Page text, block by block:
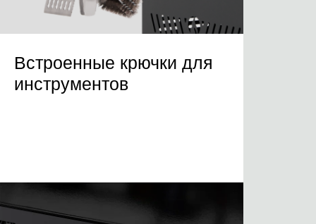
Встроенные крючки для
инструментов